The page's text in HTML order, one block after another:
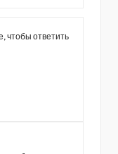
чтобы ответить